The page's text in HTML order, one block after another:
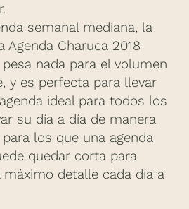
semanal mediana, la
Agenda Charuca 2018
nada para el volumen
y es perfecta para llevar
ideal para todos los
su día a día de manera
los que una agenda
quedar corta para
detalle cada día a